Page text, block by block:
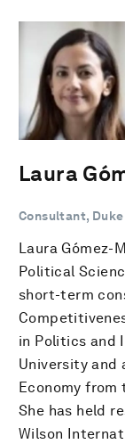
Laura
Consultant,
Laura Gómez-
Political
short-term
in Politics and
University and
Economy from
She has held
Wilson